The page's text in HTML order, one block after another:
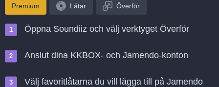
Premium Låtar Överför
Öppna Soundiiz och välj verktyget Överför
Anslut dina KKBOX- och Jamendo-konton
Välj favoritlåtarna du vill lägga till på Jamendo